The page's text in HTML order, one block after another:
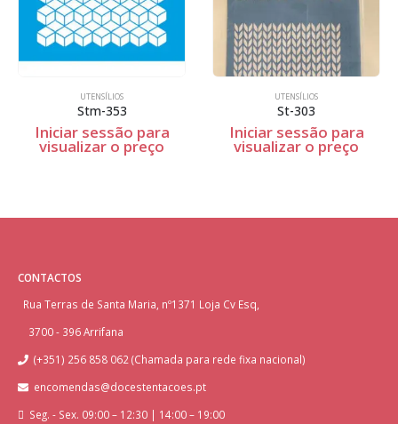
UTENSÍLIOS
Stm-353
Iniciar sessão para
visualizar o preço
UTENSÍLIOS
St-303
Iniciar sessão para
visualizar o preço
CONTACTOS
Rua Terras de Santa Maria, nº1371 Loja Cv Esq,
3700 - 396 Arrifana
(+351) 256 858 062 (Chamada para rede fixa nacional)
encomendas@docestentacoes.pt
Seg. - Sex. 09:00 – 12:30 | 14:00 – 19:00